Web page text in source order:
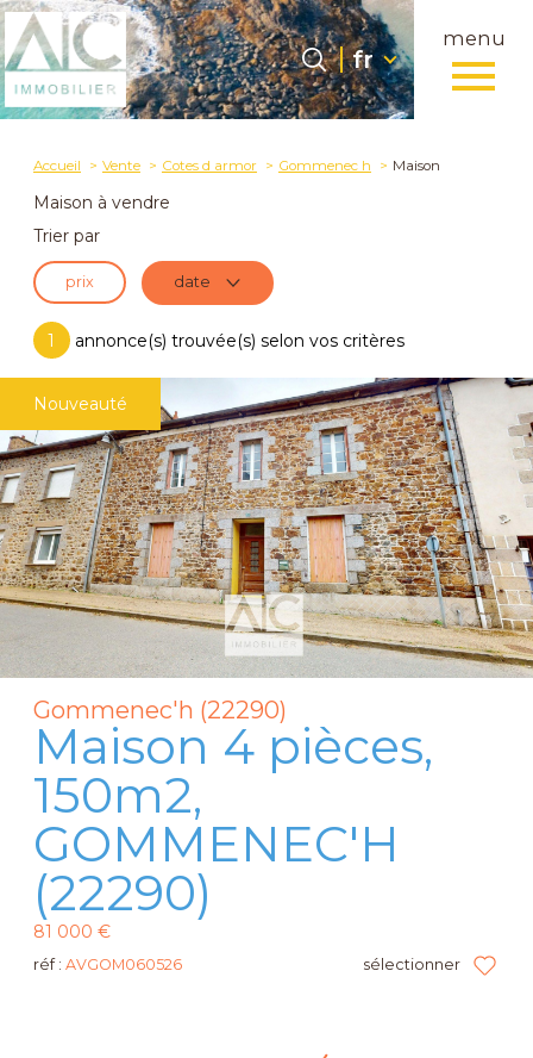
menu
Langue
fr
Accueil 0 Langue
fr
Accueil Vente Cotes d armor Gommenec h Maison
Maison à vendre
Trier par
prix date
1 annonce(s) trouvée(s) selon vos critères
Nouveauté
Gommenec'h (22290)
Maison 4 pièces,
150m2,
GOMMENEC'H
(22290)
81 000 €
réf : AVGOM060526 sélectionner